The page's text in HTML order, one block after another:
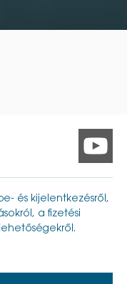
és kijelentkezésről,
a fizetési